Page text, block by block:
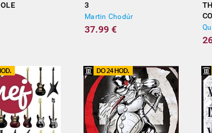
3
Martin Chodúr
37.99 €